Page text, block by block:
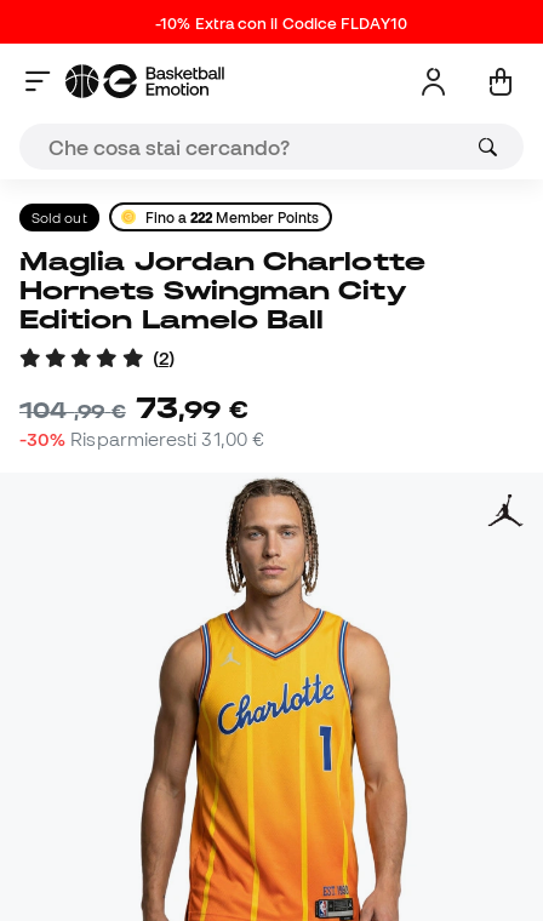
-10% Extra con il Codice FLDAY10
Sold out Fino a222 Member Points
Maglia Jordan Charlotte
Hornets Swingman City
Edition Lamelo Ball
(2)
104,99 € 73,99 €
-30% Risparmieresti31,00 €